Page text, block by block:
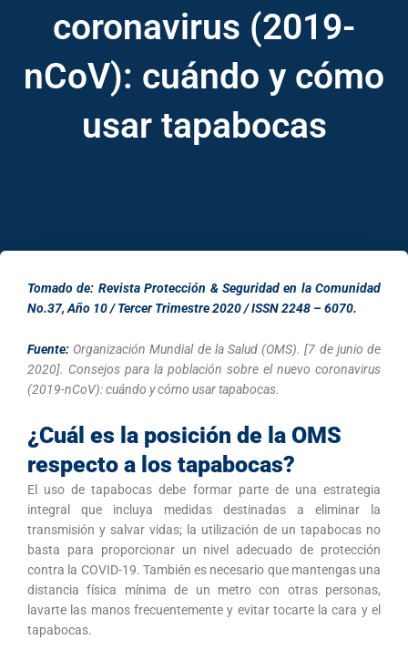
coronavirus (2019-
nCoV): cuándo y cómo
usar tapabocas
Tomado de: Revista Protección & Seguridad en la Comunidad
No.37, Año 10 / Tercer Trimestre 2020 / ISSN 2248 – 6070.
Fuente: Organización Mundial de la Salud (OMS). [7 de junio de
2020]. Consejos para la población sobre el nuevo coronavirus
(2019-nCoV): cuándo y cómo usar tapabocas.
¿Cuál es la posición de la OMS
respecto a los tapabocas?
El uso de tapabocas debe formar parte de una estrategia
integral que incluya medidas destinadas a eliminar la
transmisión y salvar vidas; la utilización de un tapabocas no
basta para proporcionar un nivel adecuado de protección
contra la COVID-19. También es necesario que mantengas una
distancia física mínima de un metro con otras personas,
lavarte las manos frecuentemente y evitar tocarte la cara y el
tapabocas.